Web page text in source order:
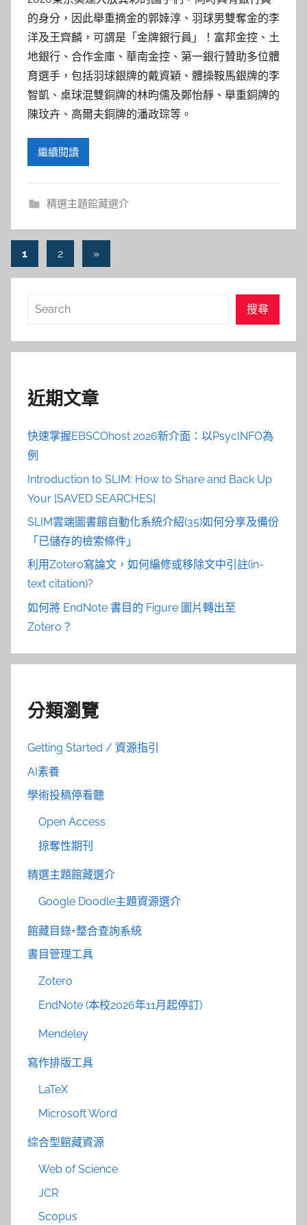
的身分，因此舉重摘金的郭婞淳、羽球男雙奪金的李
洋及王齊麟，可謂是「金牌銀行員」！富邦金控、土
地銀行、合作金庫、華南金控、第一銀行贊助多位體
育選手，包括羽球銀牌的戴資穎、體操鞍馬銀牌的李
智凱、桌球混雙銅牌的林昀儒及鄭怡靜、舉重銅牌的
陳玟卉、高爾夫銅牌的潘政琮等。
繼續閱讀
精選主題館藏選介
文
章
1 2
Next
»
搜
搜尋
近期文章
快速掌握EBSCOhost 2026新介面：以PsycINFO為
例
Introduction to SLIM: How to Share and Back Up
Your [SAVED SEARCHES]
SLIM雲端圖書館自動化系統介紹(35)如何分享及備份
「已儲存的檢索條件」
利用Zotero寫論文，如何編修或移除文中引註(in-
text citation)?
如何將 EndNote 書目的 Figure 圖片轉出至
Zotero？
分類瀏覽
Getting Started / 資源指引
AI素養
學術投稿停看聽
Open Access
掠奪性期刊
精選主題館藏選介
Google Doodle主題資源選介
館藏目錄+整合查詢系統
書目管理工具
Zotero
EndNote (本校2026年11月起停訂)
Mendeley
寫作排版工具
LaTeX
Microsoft Word
綜合型館藏資源
Web of Science
JCR
Scopus